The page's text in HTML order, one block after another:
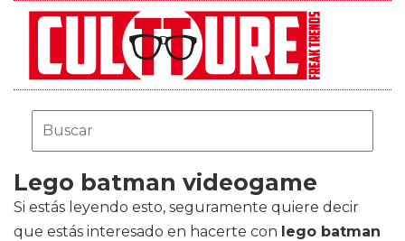
Lego batman videogame
Si estás leyendo esto, seguramente quiere decir
que estás interesado en hacerte con lego batman